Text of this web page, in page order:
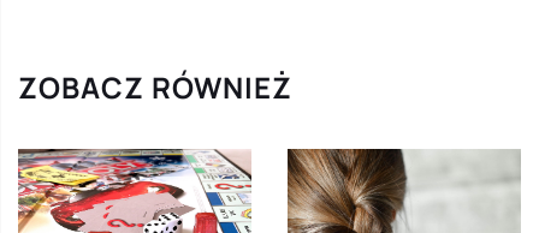
ZOBACZ RÓWNIEŻ